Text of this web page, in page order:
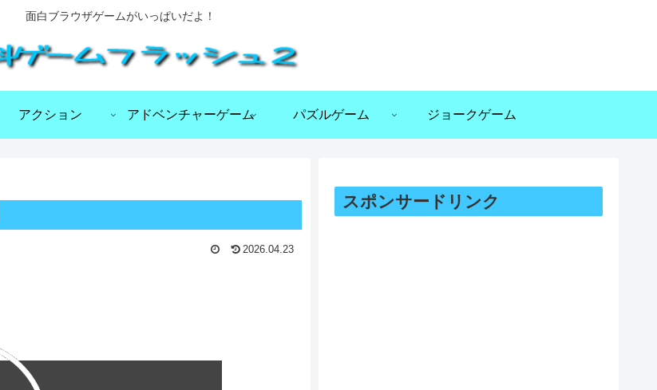
面白ブラウザゲームがいっぱいだよ！
アクション アドベンチャーゲーム パズルゲーム ジョークゲーム
2026.04.23
スポンサードリンク